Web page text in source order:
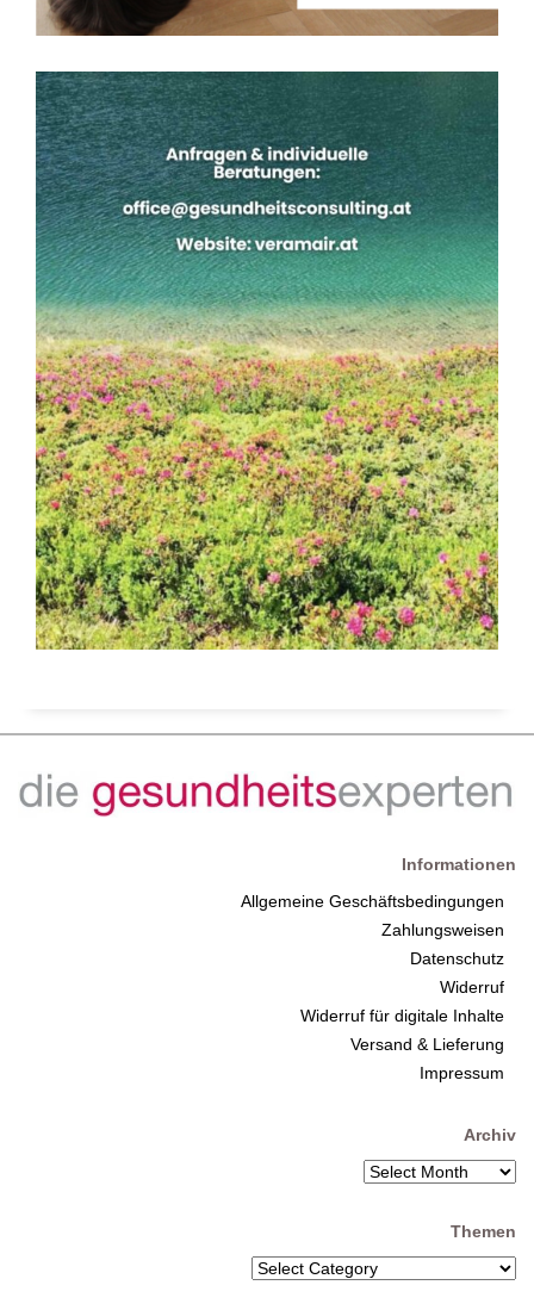
Informationen
Allgemeine Geschäftsbedingungen
Zahlungsweisen
Datenschutz
Widerruf
Widerruf für digitale Inhalte
Versand & Lieferung
Impressum
Archiv
Themen